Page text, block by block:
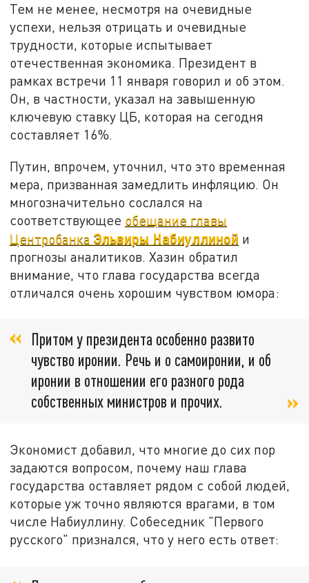
Тем не менее, несмотря на очевидные
успехи, нельзя отрицать и очевидные
трудности, которые испытывает
отечественная экономика. Президент в
рамках встречи 11 января говорил и об этом.
Он, в частности, указал на завышенную
ключевую ставку ЦБ, которая на сегодня
составляет 16%.
Путин, впрочем, уточнил, что это временная
мера, призванная замедлить инфляцию. Он
многозначительно сослался на
соответствующее обещание главы
ЦентробанкаЭльвиры Набиуллиной и
прогнозы аналитиков. Хазин обратил
внимание, что глава государства всегда
отличался очень хорошим чувством юмора:
Притом у президента особенно развито
чувство иронии. Речь и о самоиронии, и об
иронии в отношении его разного рода
собственных министров и прочих.
Экономист добавил, что многие до сих пор
задаются вопросом, почему наш глава
государства оставляет рядом с собой людей,
которые уж точно являются врагами, в том
числе Набиуллину. Собеседник "Первого
русского" признался, что у него есть ответ: